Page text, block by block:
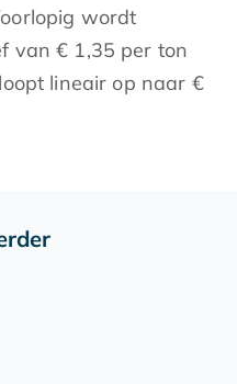
wordt
van € 1,35 per ton
lineair op naar €